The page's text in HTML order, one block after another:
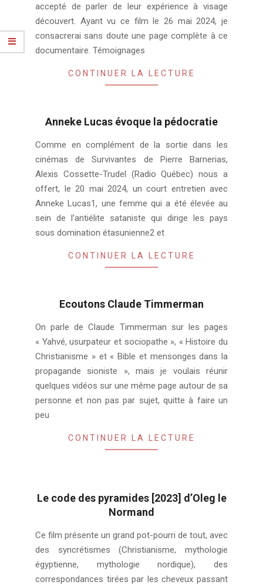
accepté de parler de leur expérience à visage
découvert. Ayant vu ce film le 26 mai 2024, je
consacrerai sans doute une page complète à ce
documentaire. Témoignages
CONTINUER LA LECTURE
Anneke Lucas évoque la pédocratie
05-
20
Comme en complément de la sortie dans les
cinémas de Survivantes de Pierre Barnerias,
Alexis Cossette-Trudel (Radio Québec) nous a
offert, le 20 mai 2024, un court entretien avec
Anneke Lucas1, une femme qui a été élevée au
sein de l’antiélite sataniste qui dirige les pays
sous domination étasunienne2 et
CONTINUER LA LECTURE
Ecoutons Claude Timmerman
01-
09
On parle de Claude Timmerman sur les pages
« Yahvé, usurpateur et sociopathe », « Histoire du
Christianisme » et « Bible et mensonges dans la
propagande sioniste », mais je voulais réunir
quelques vidéos sur une même page autour de sa
personne et non pas par sujet, quitte à faire un
peu
CONTINUER LA LECTURE
Le code des pyramides [2023] d’Oleg le
Normand
01-
02
Ce film présente un grand pot-pourri de tout, avec
des syncrétismes (Christianisme, mythologie
égyptienne, mythologie nordique), des
correspondances tirées par les cheveux passant